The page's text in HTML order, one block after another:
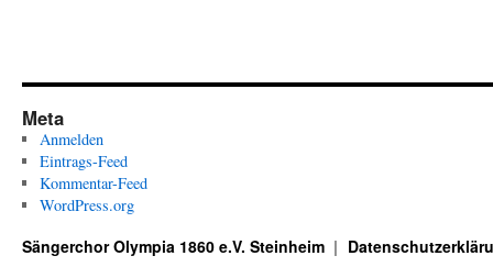
Meta
Anmelden
Eintrags-Feed
Kommentar-Feed
WordPress.org
Sängerchor Olympia 1860 e.V. Steinheim